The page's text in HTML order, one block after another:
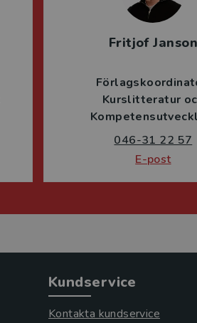
Fritjof Janson
Kurslitteratur
046-31 22 57
E-post
Kundservice
Kontakta kundservice